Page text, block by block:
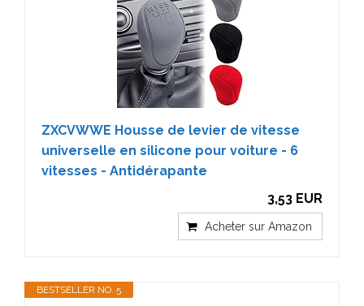
ZXCVWWE Housse de levier de vitesse
universelle en silicone pour voiture - 6
vitesses - Antidérapante
3,53 EUR
Acheter sur Amazon
BESTSELLER NO. 5